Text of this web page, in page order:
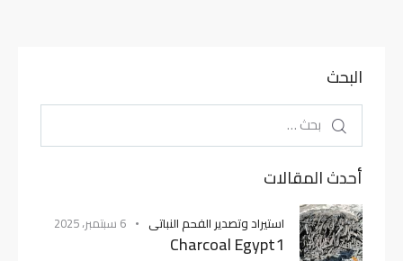
البحث
أحدث المقالات
استيراد وتصدير الفحم النباتى 6 سبتمبر، 2025
Charcoal Egypt1